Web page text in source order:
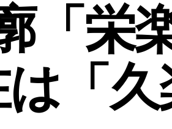
「栄
「久